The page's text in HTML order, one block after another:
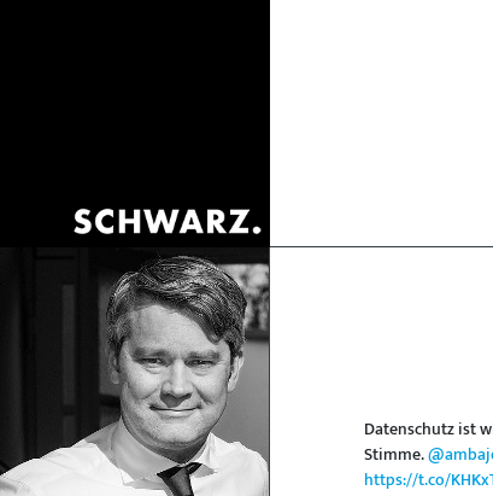
Datenschutz ist
Stimme.
https://t.co/